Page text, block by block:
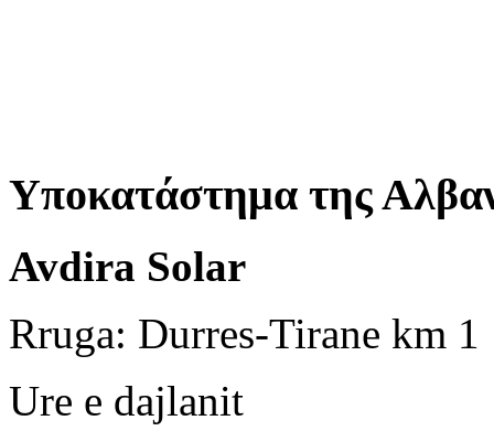
Υποκατάστημα της
Avdira Solar
Rruga: Durres-Tirane km 1
Ure e dajlanit